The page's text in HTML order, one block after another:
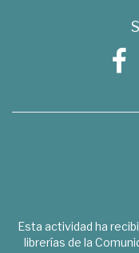
Esta actividad ha
librerías de la